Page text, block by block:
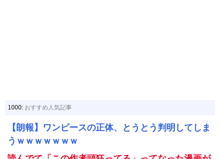
1000: おすすめ人気記事
【朗報】ワンピースの正体、とうとう判明してしま
うｗｗｗｗｗｗｗ